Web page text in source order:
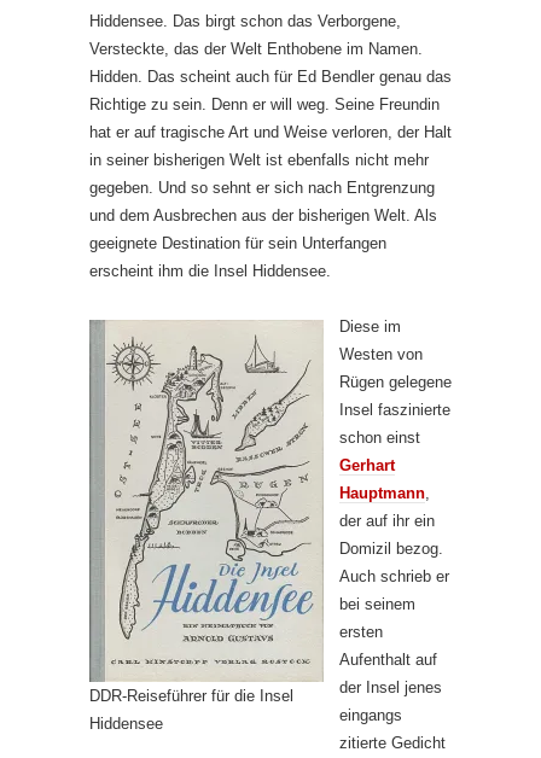
Hiddensee. Das birgt schon das Verborgene,
Versteckte, das der Welt Enthobene im Namen.
Hidden. Das scheint auch für Ed Bendler genau das
Richtige zu sein. Denn er will weg. Seine Freundin
hat er auf tragische Art und Weise verloren, der Halt
in seiner bisherigen Welt ist ebenfalls nicht mehr
gegeben. Und so sehnt er sich nach Entgrenzung
und dem Ausbrechen aus der bisherigen Welt. Als
geeignete Destination für sein Unterfangen
erscheint ihm die Insel Hiddensee.
DDR-Reiseführer für die Insel
Hiddensee
Diese im
Westen von
Rügen gelegene
Insel faszinierte
schon einst
Gerhart
Hauptmann
der auf ihr ein
Domizil bezog.
Auch schrieb er
bei seinem
ersten
Aufenthalt auf
der Insel jenes
eingangs
zitierte Gedicht